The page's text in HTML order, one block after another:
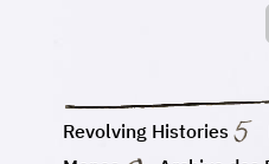
Revolving Histories